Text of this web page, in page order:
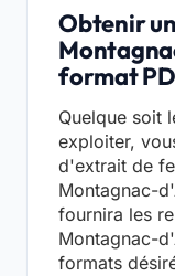
Obtenir
format
Quelque soit
exploiter,
d'extrait de
Montagnac-
fournira les
Montagnac-
formats